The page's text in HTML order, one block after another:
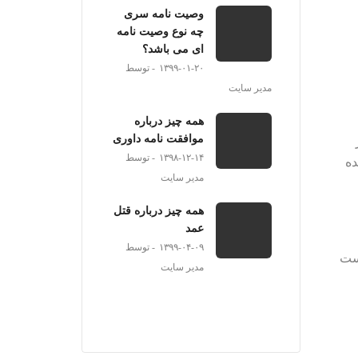
وصیت نامه سری
چه نوع وصیت نامه
ای می باشد؟
۱۳۹۹-۰۱-۲۰
توسط
مدیر سایت
همه چیز درباره
موافقت نامه داوری
۱۳۹۸-۱۲-۱۴
توسط
مدیر سایت
همه چیز درباره قتل
عمد
۱۳۹۹-۰۴-۰۹
توسط
مدیر سایت